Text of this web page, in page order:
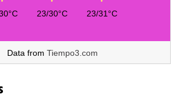
23/30°C 23/31°C
Data from Tiempo3.com